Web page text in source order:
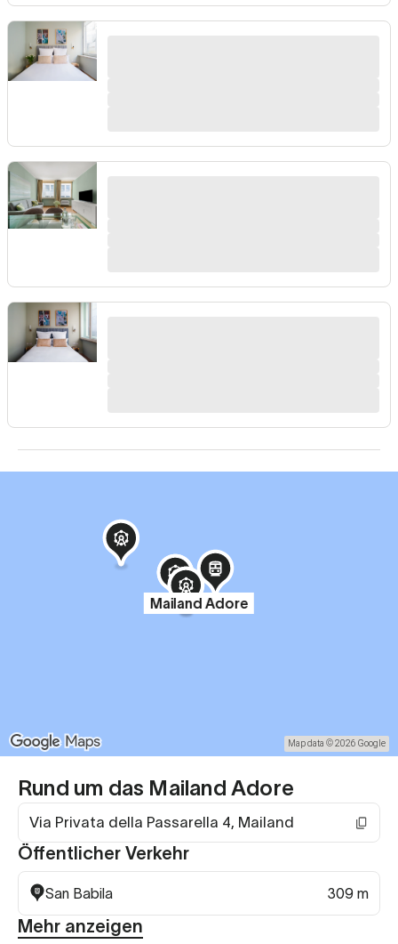
Rund um das Mailand Adore
Via Privata della Passarella 4, Mailand
Öffentlicher Verkehr
San Babila 309 m
Mehr anzeigen
Mailand Adore
Map data © 2026 Google